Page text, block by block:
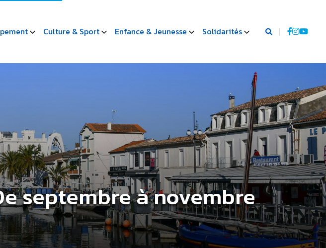
Culture & Sport Enfance & Jeunesse Solidarités
septembre à novembre